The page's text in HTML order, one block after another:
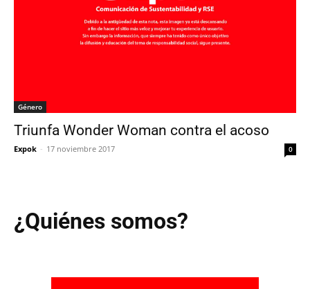
Género
Triunfa Wonder Woman contra el acoso
Expok - 17 noviembre 2017 0
¿Quiénes somos?